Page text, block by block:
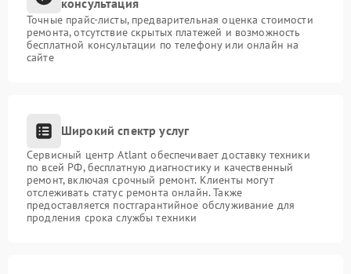
Точные прайс-листы, предварительная оценка стоимости
ремонта, отсутствие скрытых платежей и возможность
бесплатной консультации по телефону или онлайн на
сайте
Широкий спектр услуг
Сервисный центр Atlant обеспечивает доставку техники
по всей РФ, бесплатную диагностику и качественный
ремонт, включая срочный ремонт. Клиенты могут
отслеживать статус ремонта онлайн. Также
предоставляется постгарантийное обслуживание для
продления срока службы техники